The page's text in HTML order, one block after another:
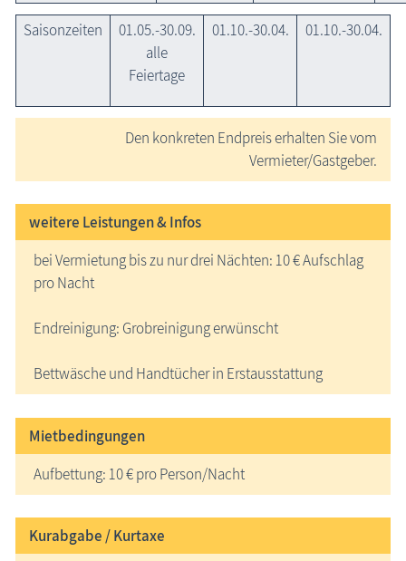
Saisonzeiten
01.05.-30.09.
alle
Feiertage
01.10.-30.04. 01.10.-30.04.
Den konkreten Endpreis erhalten Sie vom
Vermieter/Gastgeber.
weitere Leistungen & Infos
bei Vermietung bis zu nur drei Nächten: 10 € Aufschlag
pro Nacht
Endreinigung: Grobreinigung erwünscht
Bettwäsche und Handtücher in Erstausstattung
Mietbedingungen
Aufbettung: 10 € pro Person/Nacht
Kurabgabe / Kurtaxe